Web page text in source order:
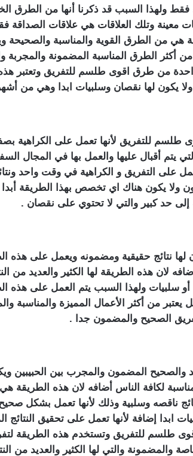
فقط ولهذا السبب قد ذكرنا أنها من الطرق
وتلك العلاقات هي علاقات الصداقة
هي من الطرق القوية والمناسبة والصحيحة
أكثر الطرق المناسبة المضمونة والمجربة
من طرق اقوى طلسم للتفريق وتعتبر
ولا يكون لها نقصان وسلبيات ابدا وهي من
للتفريق لأنها تعمل على الكراهية
يتم أقبال عليها والعمل بها في المجال
على التفريق و الكراهية في وقت واحد
يكون هناك اي تخصص بهذا الطريقة أبدا
حد كبير والتي لا تحتوي على نقصان .
نتائج حقيقية ومضمونه ويعمل على هذه
لان هذه الطريقة لها الكثير والعديد من
سلبيات ولهذا السبب يتم العمل على هذه
من أكثر الأعمال المميزة والمناسبة
الصحيح والمضمون جدا .
والصحيح المضمون والمجرب بين الحبيبين
لكافة الناس أضافه لان هذه الطريقة
ناقصه وسلبية وذلك لأنها تعمل بشكل
ابدا إضافة لأنها تعمل على تحقيق النتائج
طلسم للتفريق وتستخدم هذه الطريقة
والتي لها الكثير والعديد من